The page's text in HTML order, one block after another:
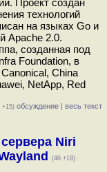
Проект создан
технологий
на языках Go и
Apache 2.0.
созданная под
Foundation, в
China
NetApp, Red
+15) обсуждение | весь текст
Niri
(46 +18)